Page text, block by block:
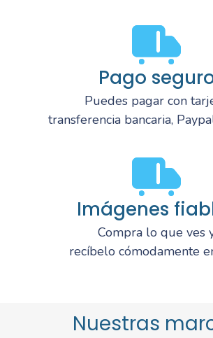
Pago
Puedes pagar con
transferencia bancaria,
Imágenes
Compra lo que ves
recíbelo cómodamente
Nuestras